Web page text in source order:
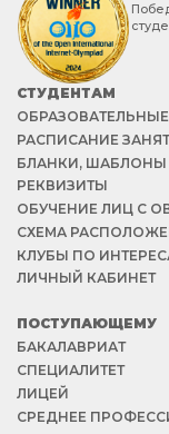
СТУДЕНТАМ
РАСПИСАНИЕ
БЛАНКИ,
РЕКВИЗИТЫ
ОБУЧЕНИЕ ЛИЦ С
СХЕМА
КЛУБЫ ПО
ЛИЧНЫЙ КАБИНЕТ
ПОСТУПАЮЩЕМУ
БАКАЛАВРИАТ
СПЕЦИАЛИТЕТ
ЛИЦЕЙ
СРЕДНЕЕ